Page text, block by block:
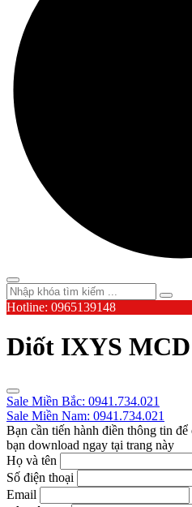
Hotline: 0965139148
Diốt IXYS MCD
Sale Miền Bắc: 0941.734.021
Sale Miền Nam: 0941.734.021
Bạn cần tiến hành điền thông tin
bạn download ngay tại trang này
Họ và tên
Số điện thoại
Email